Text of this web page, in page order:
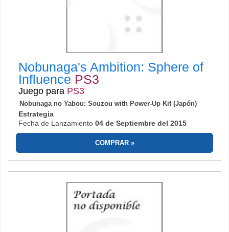
Nobunaga's Ambition: Sphere of
Influence PS3
Juego para PS3
Nobunaga no Yabou: Souzou with Power-Up Kit (Japón)
Estrategia
Fecha de Lanzamiento 04 de Septiembre del 2015
COMPRAR